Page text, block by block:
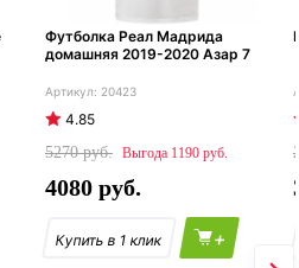
Футболка Реал Мадрида
домашняя 2019-2020 Азар 7
20423
4.85
5270
1190
4080
+